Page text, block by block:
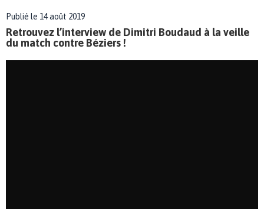
Publié le 14 août 2019
Retrouvez l’interview de Dimitri Boudaud à la veille
du match contre Béziers !